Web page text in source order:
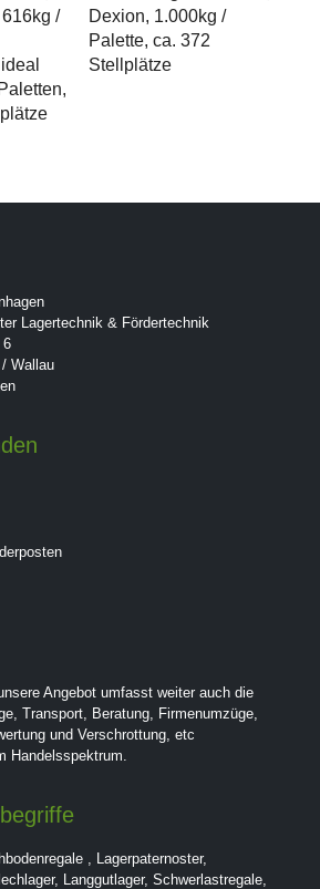
/
Dexion, 1.000kg /
Palette, ca. 372
Stellplätze
Lagertechnik & Fördertechnik
6
Wallau
Angebot umfasst weiter auch die
Transport, Beratung, Firmenumzüge,
und Verschrottung, etc
Handelsspektrum.
, Lagerpaternoster,
, Langgutlager, Schwerlastregale,